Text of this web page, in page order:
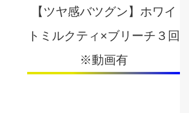
【ツヤ感バツグン】ホワイ
トミルクティ×ブリーチ３回
※動画有